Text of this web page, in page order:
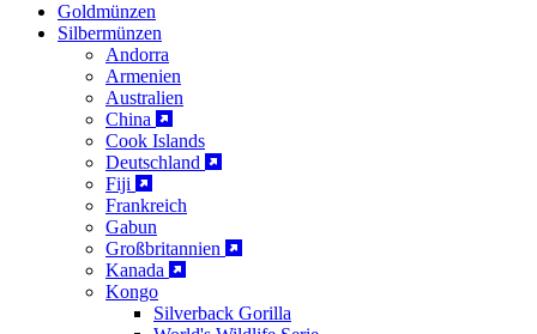
Goldmünzen
Silbermünzen
Andorra
Armenien
Australien
China
Cook Islands
Deutschland
Fiji
Frankreich
Gabun
Großbritannien
Kanada
Kongo
Silverback Gorilla